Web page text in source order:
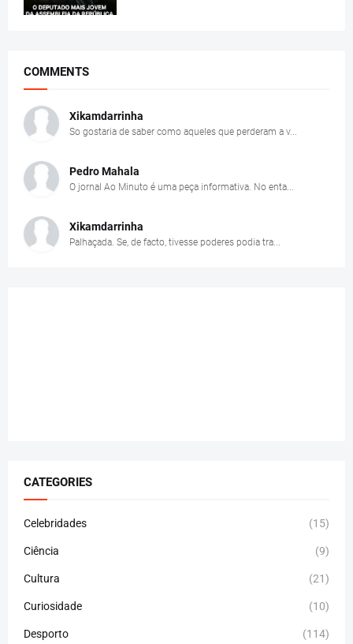
COMMENTS
Xikamdarrinha
So gostaria de saber como aqueles que perderam a v...
Pedro Mahala
O jornal Ao Minuto é uma peça informativa. No enta...
Xikamdarrinha
Palhaçada. Se, de facto, tivesse poderes podia tra...
CATEGORIES
Celebridades (15)
Ciência (9)
Cultura (21)
Curiosidade (10)
Desporto (114)